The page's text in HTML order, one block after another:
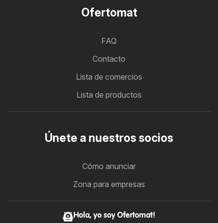
Ofertomat
FAQ
Contacto
Lista de comercios
Lista de productos
Únete a nuestros socios
Cómo anunciar
Zona para empresas
Hola, yo soy Ofertomat!